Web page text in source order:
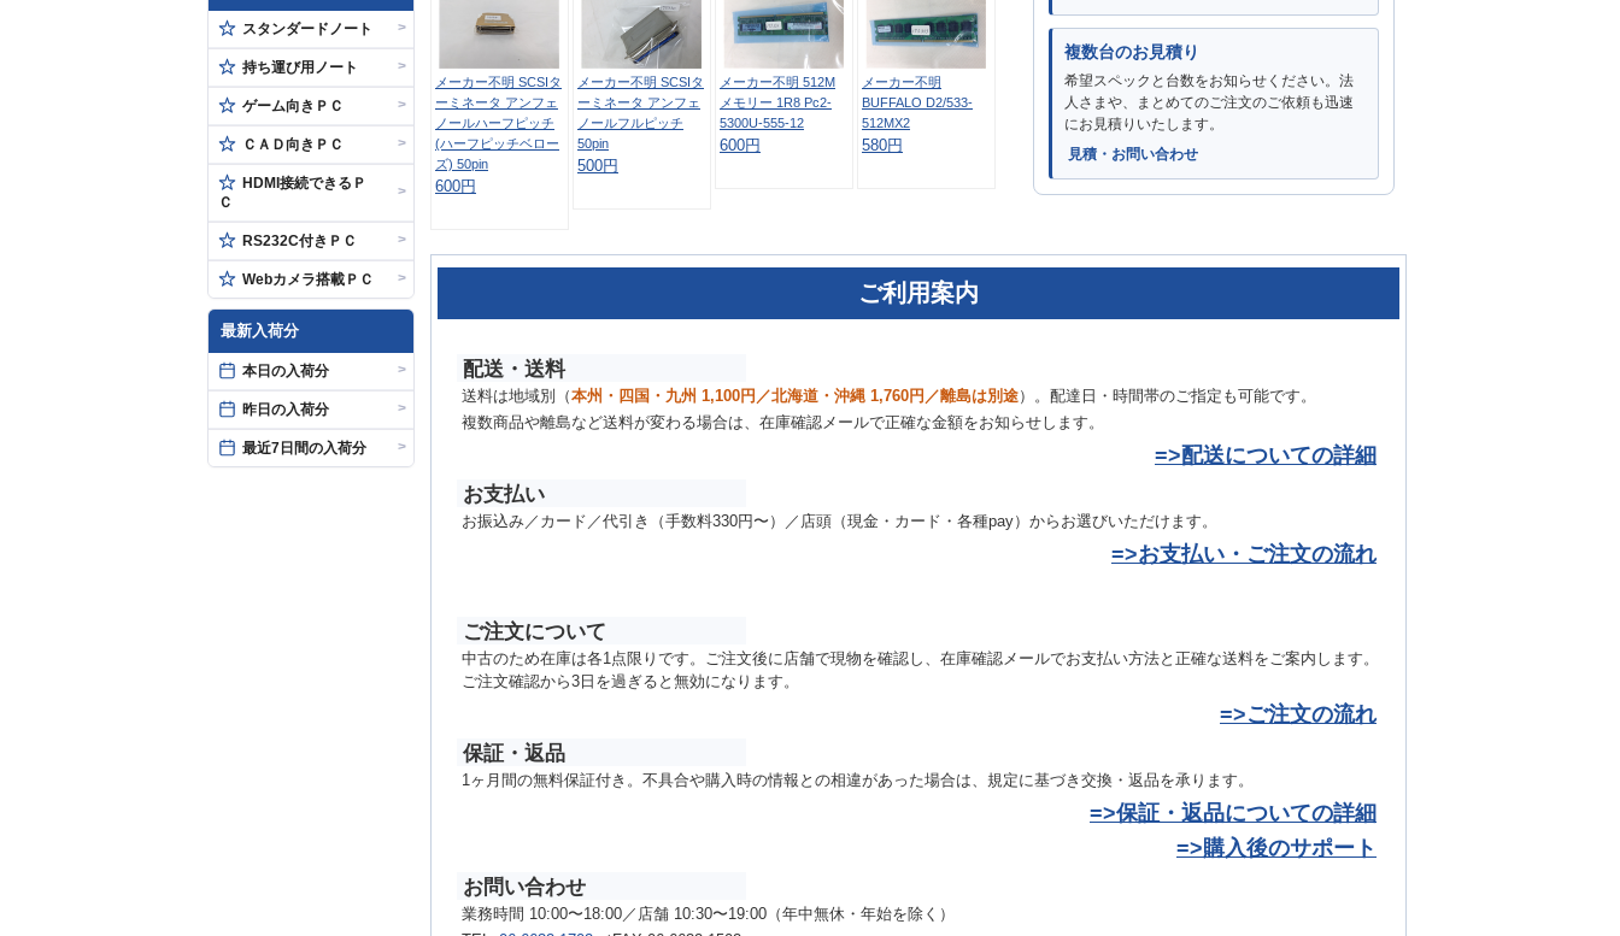
スタンダードノート >
持ち運び用ノート >
ゲーム向きＰＣ >
ＣＡＤ向きＰＣ >
HDMI接続できるＰ
Ｃ
>
RS232C付きＰＣ >
Webカメラ搭載ＰＣ >
最新入荷分
本日の入荷分 >
昨日の入荷分 >
最近7日間の入荷分 >
メーカー不明 SCSIタ
ーミネータ アンフェ
ノールハーフピッチ
(ハーフピッチベロー
ズ) 50pin
600円
メーカー不明 SCSIタ
ーミネータ アンフェ
ノールフルピッチ
50pin
500円
メーカー不明 512M
メモリー 1R8 Pc2-
5300U-555-12
600円
メーカー不明
BUFFALO D2/533-
512MX2
580円
複数台のお見積り
希望スペックと台数をお知らせください。法
人さまや、まとめてのご注文のご依頼も迅速
にお見積りいたします。
見積・お問い合わせ
ご利用案内
配送・送料
送料は地域別（本州・四国・九州 1,100円／北海道・沖縄 1,760円／離島は別途）。配達日・時間帯のご指定も可能です。
複数商品や離島など送料が変わる場合は、在庫確認メールで正確な金額をお知らせします。
=>配送についての詳細
お支払い
お振込み／カード／代引き（手数料330円〜）／店頭（現金・カード・各種pay）からお選びいただけます。
=>お支払い・ご注文の流れ
ご注文について
中古のため在庫は各1点限りです。ご注文後に店舗で現物を確認し、在庫確認メールでお支払い方法と正確な送料をご案内します。
ご注文確認から3日を過ぎると無効になります。
=>ご注文の流れ
保証・返品
1ヶ月間の無料保証付き。不具合や購入時の情報との相違があった場合は、規定に基づき交換・返品を承ります。
=>保証・返品についての詳細
=>購入後のサポート
お問い合わせ
業務時間 10:00〜18:00／店舗 10:30〜19:00（年中無休・年始を除く）